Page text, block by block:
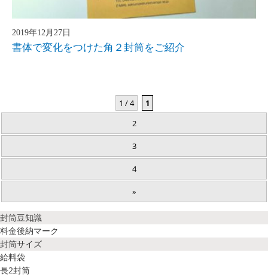
2019年12月27日
書体で変化をつけた角２封筒をご紹介
1 / 4
1
2
3
4
»
封筒豆知識
料金後納マーク
封筒サイズ
給料袋
長2封筒